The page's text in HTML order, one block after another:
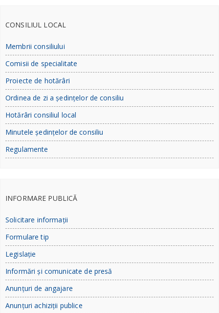
CONSILIUL LOCAL
Membrii consiliului
Comisii de specialitate
Proiecte de hotărâri
Ordinea de zi a ședințelor de consiliu
Hotărâri consiliul local
Minutele ședințelor de consiliu
Regulamente
INFORMARE PUBLICĂ
Solicitare informații
Formulare tip
Legislație
Informări și comunicate de presă
Anunțuri de angajare
Anunțuri achiziții publice